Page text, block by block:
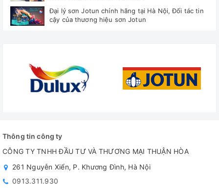
Đại lý sơn Jotun chính hãng tại Hà Nội, Đối tác tin
cậy của thương hiệu sơn Jotun
Thông tin công ty
CÔNG TY TNHH ĐẦU TƯ VÀ THƯƠNG MẠI THUẬN HÒA
261 Nguyễn Xiển, P. Khương Đình, Hà Nội
0913.311.930